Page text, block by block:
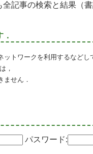
記事の検索と結果（
ットワークを利用するなど
，
ません．
パスワード: